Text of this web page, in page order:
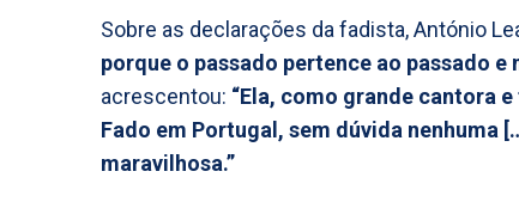
Sobre as declarações da fadista, António
porque o passado pertence ao passado e
acrescentou: “Ela, como grande cantora
Fado em Portugal, sem dúvida nenhuma
maravilhosa.”